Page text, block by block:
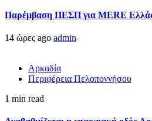
Παρέμβαση ΠΕΣΠ για MERE
14 ώρες ago admin
Αρκαδία
Περιφέρεια Πελοποννήσου
1 min read